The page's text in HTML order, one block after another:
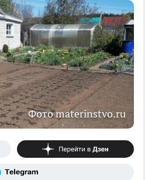
Фото materinstvo.ru